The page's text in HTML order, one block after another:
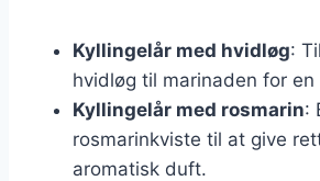
Kyllingelår med hvidløg:
hvidløg til marinaden for en
Kyllingelår med rosmarin:
rosmarinkviste til at give
aromatisk duft.